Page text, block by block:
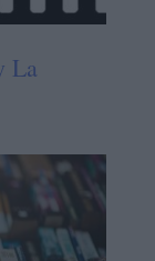
La